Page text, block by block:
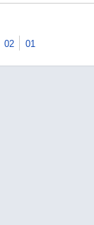
02 01